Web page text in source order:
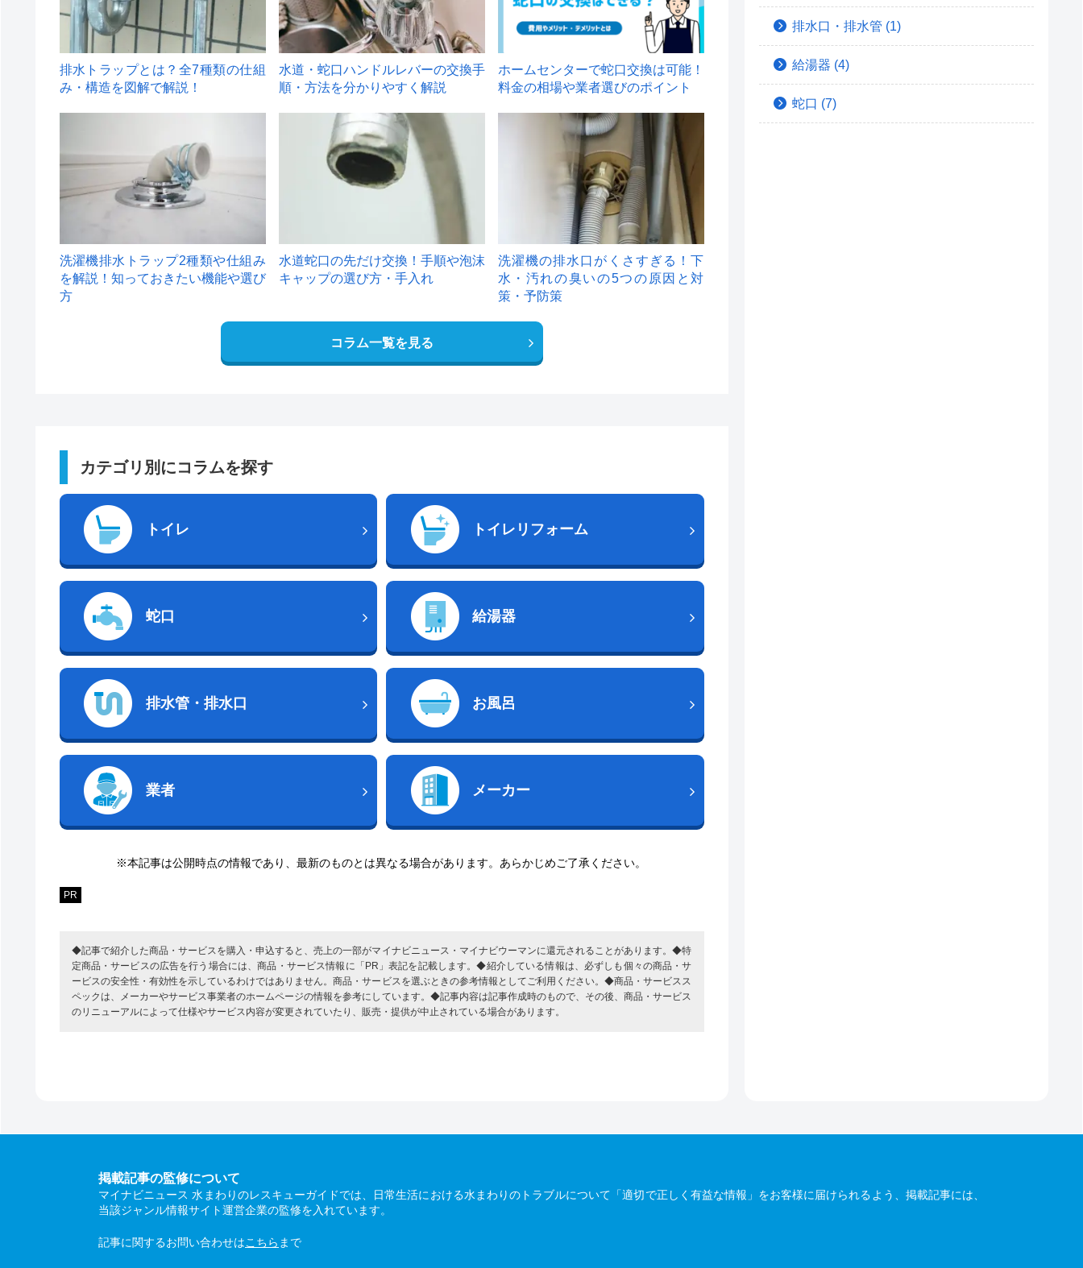
排水トラップとは？全7種類の仕組
み・構造を図解で解説！
水道・蛇口ハンドルレバーの交換手
順・方法を分かりやすく解説
ホームセンターで蛇口交換は可能！
料金の相場や業者選びのポイント
洗濯機排水トラップ2種類や仕組み
を解説！知っておきたい機能や選び
方
水道蛇口の先だけ交換！手順や泡沫
キャップの選び方・手入れ
洗濯機の排水口がくさすぎる！下
水・汚れの臭いの5つの原因と対
策・予防策
コラム一覧を見る
カテゴリ別にコラムを探す
トイレ トイレリフォーム
蛇口 給湯器
排水管・排水口 お風呂
業者 メーカー
※本記事は公開時点の情報であり、最新のものとは異なる場合があります。あらかじめご了承ください。
PR
◆記事で紹介した商品・サービスを購入・申込すると、売上の一部がマイナビニュース・マイナビウーマンに還元されることがあります。◆特
定商品・サービスの広告を行う場合には、商品・サービス情報に「PR」表記を記載します。◆紹介している情報は、必ずしも個々の商品・サ
ービスの安全性・有効性を示しているわけではありません。商品・サービスを選ぶときの参考情報としてご利用ください。◆商品・サービスス
ペックは、メーカーやサービス事業者のホームページの情報を参考にしています。◆記事内容は記事作成時のもので、その後、商品・サービス
のリニューアルによって仕様やサービス内容が変更されていたり、販売・提供が中止されている場合があります。
排水口・排水管 (1)
給湯器 (4)
蛇口 (7)
掲載記事の監修について
マイナビニュース 水まわりのレスキューガイドでは、日常生活における水まわりのトラブルについて「適切で正しく有益な情報」をお客様に届けられるよう、掲載記事には、
当該ジャンル情報サイト運営企業の監修を入れています。
記事に関するお問い合わせはこちら まで